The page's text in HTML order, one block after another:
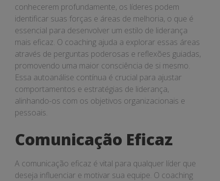
conhecerem profundamente, os líderes podem
identificar suas forças e áreas de melhoria, o que é
essencial para desenvolver um estilo de liderança
mais eficaz. O coaching ajuda a explorar essas áreas
através de perguntas poderosas e reflexões guiadas,
promovendo uma maior consciência de si mesmo.
Essa autoanálise contínua é crucial para ajustar
comportamentos e estratégias de liderança,
alinhando-os com os objetivos organizacionais e
pessoais.
Comunicação Eficaz
A comunicação eficaz é vital para qualquer líder que
deseja influenciar e motivar sua equipe. O coaching